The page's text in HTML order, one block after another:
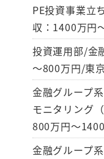
PE投資事業立
収：1400万円
投資運用部/金
～800万円/東
金融グループ
モニタリング
800万円～
金融グループ